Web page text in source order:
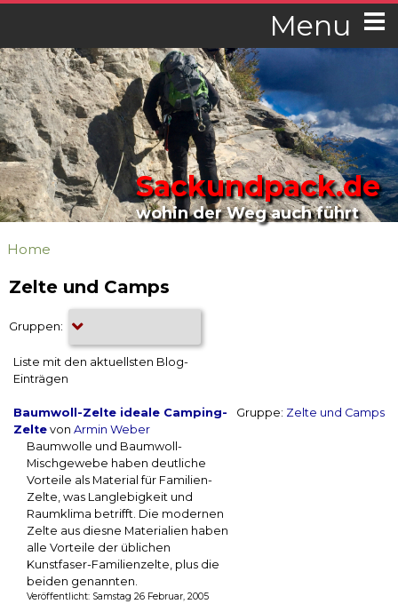
Menu
Sackundpack.de
wohin der Weg auch führt
Home
Zelte und Camps
Gruppen:
Liste mit den aktuellsten Blog-
Einträgen
Baumwoll-Zelte ideale Camping-
Zelte von Armin Weber
Gruppe: Zelte und Camps
Baumwolle und Baumwoll-
Mischgewebe haben deutliche
Vorteile als Material für Familien-
Zelte, was Langlebigkeit und
Raumklima betrifft. Die modernen
Zelte aus diesne Materialien haben
alle Vorteile der üblichen
Kunstfaser-Familienzelte, plus die
beiden genannten.
Veröffentlicht: Samstag 26 Februar, 2005